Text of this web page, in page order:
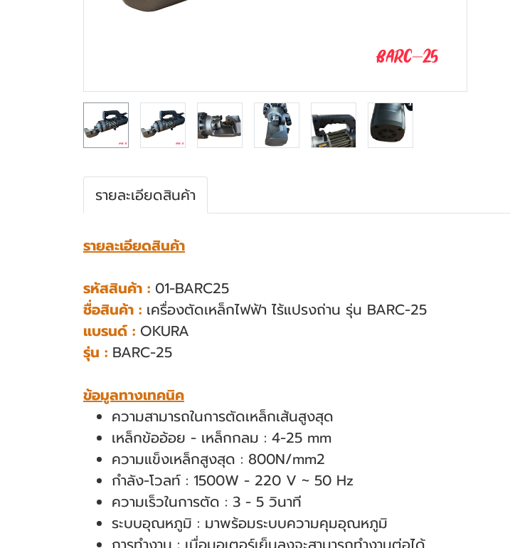
รายละเอียดสินค้า
รายละเอียดสินค้า
รหัสสินค้า : 01-BARC25
ชื่อสินค้า : เครื่องตัดเหล็กไฟฟ้า ไร้แปรงถ่าน รุ่น BARC-25
แบรนด์ : OKURA
รุ่น : BARC-25
ข้อมูลทางเทคนิค
ความสามารถในการตัดเหล็กเส้นสูงสุด
เหล็กข้ออ้อย - เหล็กกลม : 4-25 mm
ความแข็งเหล็กสูงสุด : 800N/mm2
กําลัง-โวลท์ : 1500W - 220 V ~ 50 Hz
ความเร็วในการตัด : 3 - 5 วินาที
ระบบอุณหภูมิ : มาพร้อมระบบความคุมอุณหภูมิ